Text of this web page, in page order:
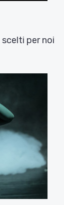
per noi